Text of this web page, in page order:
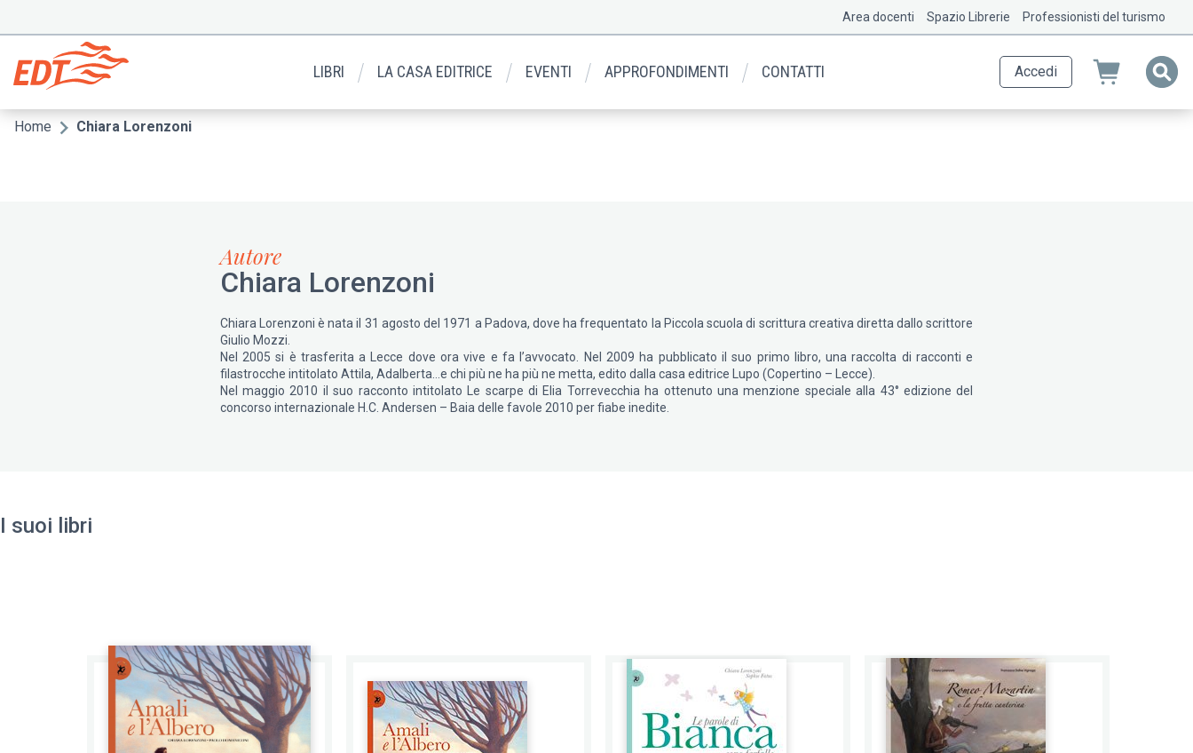
contenuto
principale
Menu
secondario
Area docenti Spazio Librerie Professionisti del turismo
LIBRI LA CASA EDITRICE EVENTI APPROFONDIMENTI CONTATTI Accedi
Briciole
Home Chiara Lorenzoni
Autore
Chiara Lorenzoni
Chiara Lorenzoni è nata il 31 agosto del 1971 a Padova, dove ha frequentato la Piccola scuola di scrittura creativa diretta dallo scrittore
Giulio Mozzi.
Nel 2005 si è trasferita a Lecce dove ora vive e fa l’avvocato. Nel 2009 ha pubblicato il suo primo libro, una raccolta di racconti e
filastrocche intitolato Attila, Adalberta…e chi più ne ha più ne metta, edito dalla casa editrice Lupo (Copertino – Lecce).
Nel maggio 2010 il suo racconto intitolato Le scarpe di Elia Torrevecchia ha ottenuto una menzione speciale alla 43° edizione del
concorso internazionale H.C. Andersen – Baia delle favole 2010 per fiabe inedite.
I suoi libri